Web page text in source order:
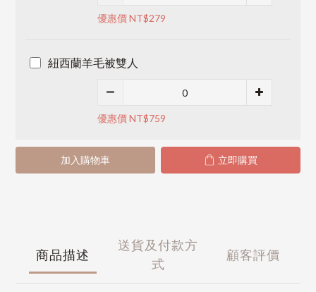
優惠價 NT$279
紐西蘭羊毛被雙人
優惠價 NT$759
加入購物車 立即購買
商品描述
送貨及付款方
式
顧客評價